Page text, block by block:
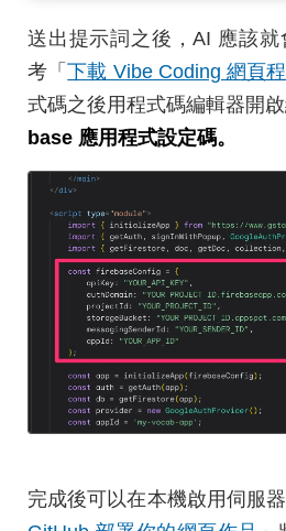
送出提示詞之後，AI 應該
考「下載 Vibe Coding 網頁
式碼之後用程式碼編輯器開啟
base 應用程式設定碼。
完成後可以在本機啟用伺服